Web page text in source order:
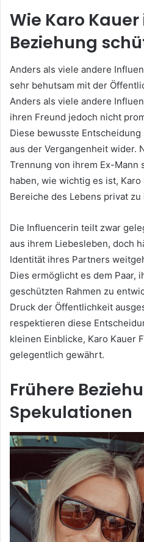
Wie Karo Kauer
Beziehung
Anders als viele andere
sehr behutsam mit der
Anders als viele andere
ihren Freund jedoch nicht
Diese bewusste
aus der Vergangenheit wider.
Trennung von ihrem Ex-Mann
haben, wie wichtig es ist,
Bereiche des Lebens privat zu
Die Influencerin teilt zwar
aus ihrem Liebesleben, doch
Identität ihres Partners
Dies ermöglicht es dem Paar,
geschützten Rahmen zu
Druck der Öffentlichkeit
respektieren diese
kleinen Einblicke, Karo Kauer
gelegentlich gewährt.
Frühere
Spekulationen